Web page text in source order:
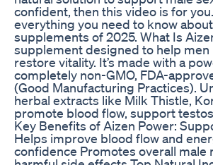
confident, then this video is for
everything you need to know
supplements of 2025. What Is
supplement designed to help
restore vitality. It’s made with a
completely non-GMO, FDA-
(Good Manufacturing Practices).
herbal extracts like Milk Thistle,
promote blood flow, support
Key Benefits of Aizen Power:
Helps improve blood flow and
confidence Promotes overall